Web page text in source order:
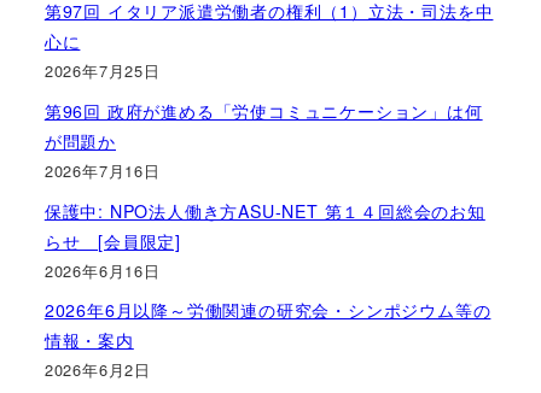
第97回 イタリア派遣労働者の権利（1）立法・司法を中
心に
2026年7月25日
第96回 政府が進める「労使コミュニケーション」は何
が問題か
2026年7月16日
保護中: NPO法人働き方ASU-NET 第１４回総会のお知
らせ [会員限定]
2026年6月16日
2026年6月以降～労働関連の研究会・シンポジウム等の
情報・案内
2026年6月2日